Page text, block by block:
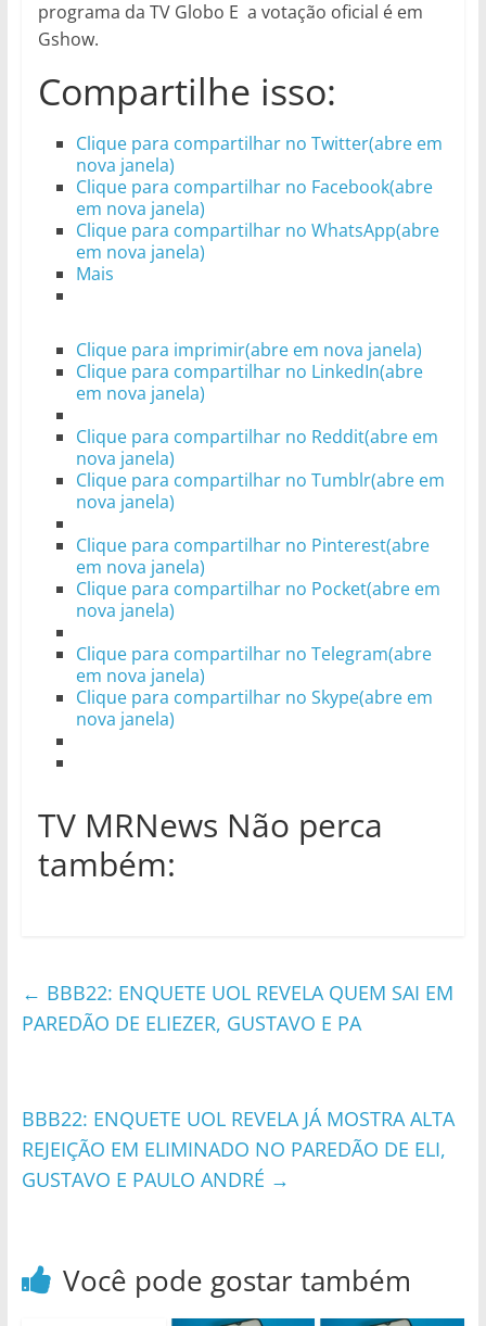
programa da TV Globo E a votação oficial é em
Gshow.
Compartilhe isso:
Clique para compartilhar no Twitter(abre em
nova janela)
Clique para compartilhar no Facebook(abre
em nova janela)
Clique para compartilhar no WhatsApp(abre
em nova janela)
Mais
Clique para imprimir(abre em nova janela)
Clique para compartilhar no LinkedIn(abre
em nova janela)
Clique para compartilhar no Reddit(abre em
nova janela)
Clique para compartilhar no Tumblr(abre em
nova janela)
Clique para compartilhar no Pinterest(abre
em nova janela)
Clique para compartilhar no Pocket(abre em
nova janela)
Clique para compartilhar no Telegram(abre
em nova janela)
Clique para compartilhar no Skype(abre em
nova janela)
TV MRNews Não perca
também:
← BBB22: ENQUETE UOL REVELA QUEM SAI EM
PAREDÃO DE ELIEZER, GUSTAVO E PA
BBB22: ENQUETE UOL REVELA JÁ MOSTRA ALTA
REJEIÇÃO EM ELIMINADO NO PAREDÃO DE ELI,
GUSTAVO E PAULO ANDRÉ →
Você pode gostar também